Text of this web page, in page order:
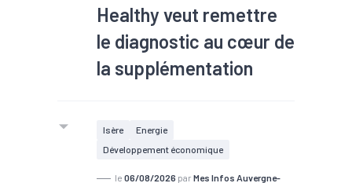
Healthy veut remettre
le diagnostic au cœur de
la supplémentation
Isère
Energie
Développement économique
le 06/08/2026 par Mes Infos Auvergne-